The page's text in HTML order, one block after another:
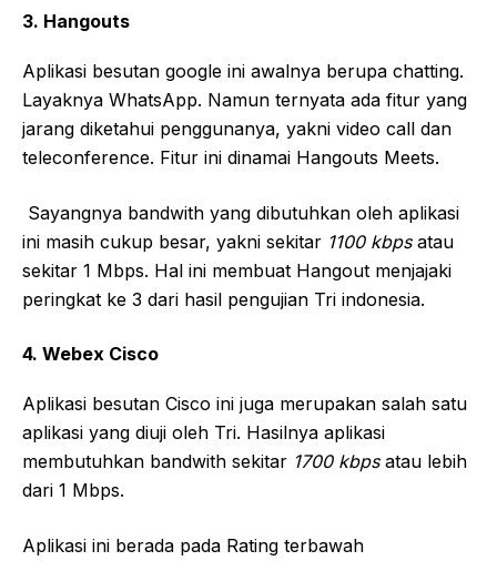
3. Hangouts
Aplikasi besutan google ini awalnya berupa chatting.
Layaknya WhatsApp. Namun ternyata ada fitur yang
jarang diketahui penggunanya, yakni video call dan
teleconference. Fitur ini dinamai Hangouts Meets.
Sayangnya bandwith yang dibutuhkan oleh aplikasi
ini masih cukup besar, yakni sekitar 1100 kbpsatau
sekitar 1 Mbps. Hal ini membuat Hangout menjajaki
peringkat ke 3 dari hasil pengujian Tri indonesia.
4. Webex Cisco
Aplikasi besutan Cisco ini juga merupakan salah satu
aplikasi yang diuji oleh Tri. Hasilnya aplikasi
membutuhkan bandwith sekitar 1700 kbpsatau lebih
dari 1 Mbps.
Aplikasi ini berada pada Rating terbawah